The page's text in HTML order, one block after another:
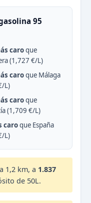
95
caroque
(1,727 €/L)
caroque Málaga
L)
caroque
(1,709 €/L)
caroque España
L)
a 1,2 km, a 1.837
de 50L.